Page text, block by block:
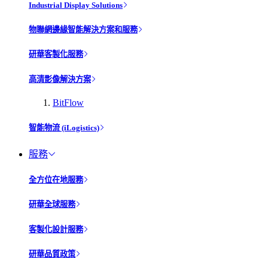
Industrial Display Solutions
物聯網邊緣智能解決方案和服務
研華客製化服務
高清影像解決方案
BitFlow
智能物流 (iLogistics)
服務
全方位在地服務
研華全球服務
客製化設計服務
研華品質政策